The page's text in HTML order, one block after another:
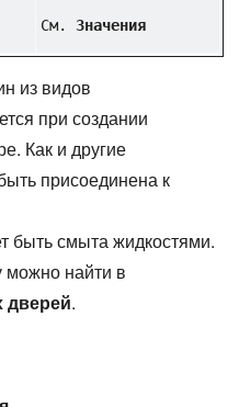
См. Значения
из видов
при создании
Как и другие
присоединена к
быть смыта жидкостями.
можно найти в
дверей.